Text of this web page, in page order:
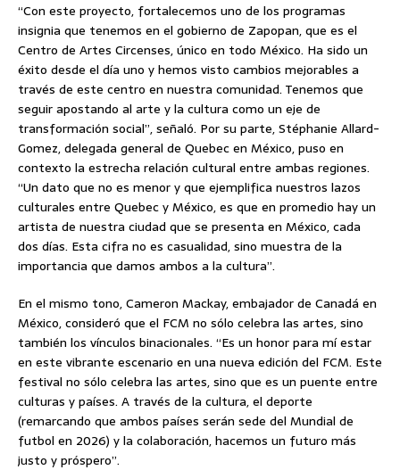
“Con este proyecto, fortalecemos uno de los programas
insignia que tenemos en el gobierno de Zapopan, que es el
Centro de Artes Circenses, único en todo México. Ha sido un
éxito desde el día uno y hemos visto cambios mejorables a
través de este centro en nuestra comunidad. Tenemos que
seguir apostando al arte y la cultura como un eje de
transformación social”, señaló. Por su parte, Stéphanie Allard-
Gomez, delegada general de Quebec en México, puso en
contexto la estrecha relación cultural entre ambas regiones.
“Un dato que no es menor y que ejemplifica nuestros lazos
culturales entre Quebec y México, es que en promedio hay un
artista de nuestra ciudad que se presenta en México, cada
dos días. Esta cifra no es casualidad, sino muestra de la
importancia que damos ambos a la cultura”.
En el mismo tono, Cameron Mackay, embajador de Canadá en
México, consideró que el FCM no sólo celebra las artes, sino
también los vínculos binacionales. “Es un honor para mí estar
en este vibrante escenario en una nueva edición del FCM. Este
festival no sólo celebra las artes, sino que es un puente entre
culturas y países. A través de la cultura, el deporte
(remarcando que ambos países serán sede del Mundial de
futbol en 2026) y la colaboración, hacemos un futuro más
justo y próspero”.